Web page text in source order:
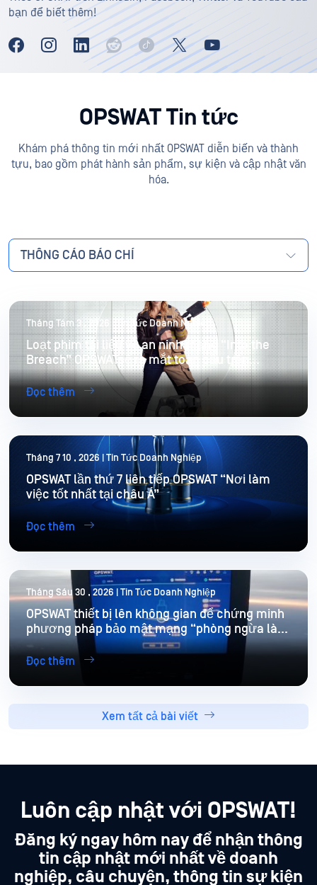
bạn để biết thêm!
OPSWAT Tin tức
Khám phá thông tin mới nhất OPSWAT diễn biến và thành
tựu, bao gồm phát hành sản phẩm, sự kiện và cập nhật văn
hóa.
THÔNG CÁO BÁO CHÍ
Tháng Tám 3 , 2026 | Tin Tức Doanh Nghiệp
Loạt phim tài liệu về an ninh mạng “Into the
Breach” OPSWATsẽ ra mắt toàn cầu trên
YouTube vào ngày 8 tháng 8
Đọc thêm
Tháng 7 10 , 2026 | Tin Tức Doanh Nghiệp
OPSWAT lần thứ 7 liên tiếp OPSWAT “Nơi làm
việc tốt nhất tại châu Á”
Đọc thêm
Tháng Sáu 30 , 2026 | Tin Tức Doanh Nghiệp
OPSWAT thiết bị lên không gian để chứng minh
phương pháp bảo mật mạng “phòng ngừa là
ưu tiên hàng đầu” trong các môi trường khắc
nghiệt
Đọc thêm
Xem tất cả bài viết
Luôn cập nhật với OPSWAT!
Đăng ký ngay hôm nay để nhận thông
tin cập nhật mới nhất về doanh
nghiệp, câu chuyện, thông tin sự kiện